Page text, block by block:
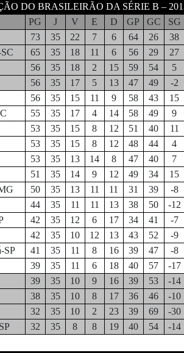
DO BRASILEIRÃO DA SÉRIE B –
PG J V E D GP GC
SG
73 35 22 7 6 64 26
38
65 35 18 11 6 56 29
27
56 35 18 2 15 59 54
5
56 35 17 5 13 47 49
-2
56 35 15 11 9 58 43
15
55 35 17 4 14 58 49
9
53 35 15 8 12 51 40
11
53 35 15 8 12 48 44
4
53 35 13 14 8 47 40
7
51 35 14 9 12 49 34
15
50 35 13 11 11 31 39
-8
44 35 11 11 13 38 50
-12
42 35 12 6 17 34 41
-7
42 35 10 12 13 43 52
-9
SP 41 35 11 8 16 39 47
-8
39 35 11 6 18 40 57
-17
39 35 10 9 16 39 53
-14
38 35 10 8 17 36 46
-10
32 35 10 2 23 39 69
-30
32 35 8 8 19 40 54 -14